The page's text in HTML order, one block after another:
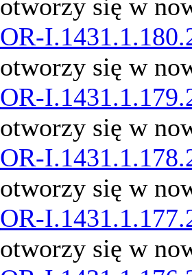
otworzy się w
OR-
otworzy się w
OR-
otworzy się w
OR-
otworzy się w
OR-
otworzy się w